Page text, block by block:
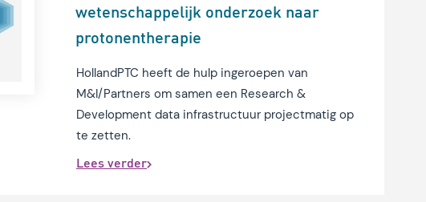
wetenschappelijk onderzoek naar
protonentherapie
HollandPTC heeft de hulp ingeroepen van
M&I/Partners om samen een Research &
Development data infrastructuur projectmatig op
te zetten.
Lees verder